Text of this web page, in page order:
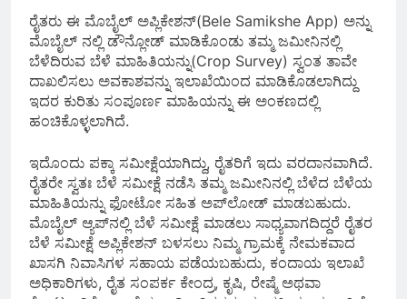
ರೈತರು ಈ ಮೊಬೈಲ್ ಅಪ್ಲಿಕೇಶನ್(Bele Samikshe App) ಅನ್ನು
ಮೊಬೈಲ್ ನಲ್ಲಿ ಡೌನ್ಲೋಡ್ ಮಾಡಿಕೊಂಡು ತಮ್ಮ ಜಮೀನಿನಲ್ಲಿ
ಬೆಳೆದಿರುವ ಬೆಳೆ ಮಾಹಿತಿಯನ್ನು(Crop Survey) ಸ್ವಂತ ತಾವೇ
ದಾಖಲಿಸಲು ಅವಕಾಶವನ್ನು ಇಲಾಖೆಯಿಂದ ಮಾಡಿಕೊಡಲಾಗಿದ್ದು
ಇದರ ಕುರಿತು ಸಂಪೂರ್ಣ ಮಾಹಿಯನ್ನು ಈ ಅಂಕಣದಲ್ಲಿ
ಹಂಚಿಕೊಳ್ಳಲಾಗಿದೆ.
ಇದೊಂದು ಪಕ್ಕಾ ಸಮೀಕ್ಷೆಯಾಗಿದ್ದು, ರೈತರಿಗೆ ಇದು ವರದಾನವಾಗಿದೆ.
ರೈತರೇ ಸ್ವತಃ ಬೆಳೆ ಸಮೀಕ್ಷೆ ನಡೆಸಿ ತಮ್ಮ ಜಮೀನಿನಲ್ಲಿ ಬೆಳೆದ ಬೆಳೆಯ
ಮಾಹಿತಿಯನ್ನು ಫೋಟೋ ಸಹಿತ ಅಪ್‌ಲೋಡ್‌ ಮಾಡಬಹುದು.
ಮೊಬೈಲ್‌ ಆ್ಯಪ್‌ನಲ್ಲಿ ಬೆಳೆ ಸಮೀಕ್ಷೆ ಮಾಡಲು ಸಾಧ್ಯವಾಗದಿದ್ದರೆ ರೈತರ
ಬೆಳೆ ಸಮೀಕ್ಷೆ ಅಪ್ಲಿಕೇಶನ್‌ ಬಳಸಲು ನಿಮ್ಮ ಗ್ರಾಮಕ್ಕೆ ನೇಮಕವಾದ
ಖಾಸಗಿ ನಿವಾಸಿಗಳ ಸಹಾಯ ಪಡೆಯಬಹುದು, ಕಂದಾಯ ಇಲಾಖೆ
ಅಧಿಕಾರಿಗಳು, ರೈತ ಸಂಪರ್ಕ ಕೇಂದ್ರ, ಕೃಷಿ, ರೇಷ್ಮೆ ಅಥವಾ